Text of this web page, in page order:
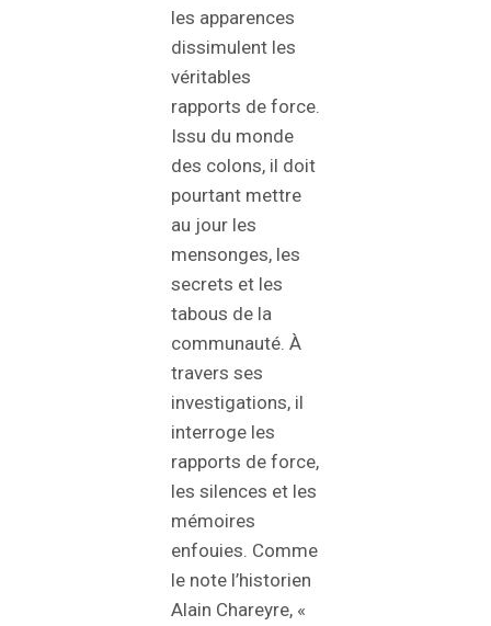
les apparences
dissimulent les
véritables
rapports de force.
Issu du monde
des colons, il doit
pourtant mettre
au jour les
mensonges, les
secrets et les
tabous de la
communauté. À
travers ses
investigations, il
interroge les
rapports de force,
les silences et les
mémoires
enfouies. Comme
le note l’historien
Alain Chareyre, «